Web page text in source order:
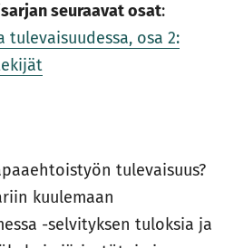
seuraavat osat:
osa 2:
tulevaisuus?
kuulemaan
-selvityksen tuloksia ja